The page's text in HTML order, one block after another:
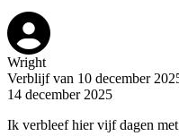
Wright
Verblijf van 10 december
14 december 2025
Ik verbleef hier vijf dagen